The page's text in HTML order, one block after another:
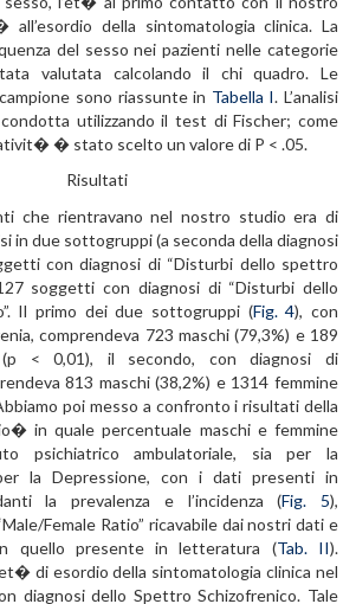
all’esordio della sintomatologia clinica. La
del sesso nei pazienti nelle categorie
valutata calcolando il chi quadro. Le
sono riassunte in Tabella I. L’analisi
utilizzando il test di Fischer; come
� stato scelto un valore di P < .05.
Risultati
che rientravano nel nostro studio era di
in due sottogruppi (a seconda della diagnosi
con diagnosi di “Disturbi dello spettro
soggetti con diagnosi di “Disturbi dello
Il primo dei due sottogruppi (Fig. 4), con
comprendeva 723 maschi (79,3%) e 189
(p < 0,01), il secondo, con diagnosi di
813 maschi (38,2%) e 1314 femmine
poi messo a confronto i risultati della
in quale percentuale maschi e femmine
psichiatrico ambulatoriale, sia per la
la Depressione, con i dati presenti in
la prevalenza e l’incidenza (Fig. 5),
Female Ratio” ricavabile dai nostri dati e
quello presente in letteratura (Tab. II).
di esordio della sintomatologia clinica nel
diagnosi dello Spettro Schizofrenico. Tale